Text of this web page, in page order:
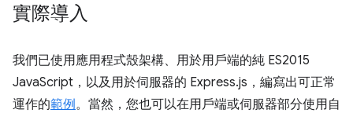
實際導入
我們已使用應用程式殼架構、用於用戶端的純 ES2015
JavaScript，以及用於伺服器的 Express.js，編寫出可正常
運作的範例。當然，您也可以在用戶端或伺服器部分使用自